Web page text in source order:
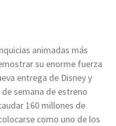
animadas más
su enorme fuerza
entrega de Disney y
semana de estreno
160 millones de
como uno de los